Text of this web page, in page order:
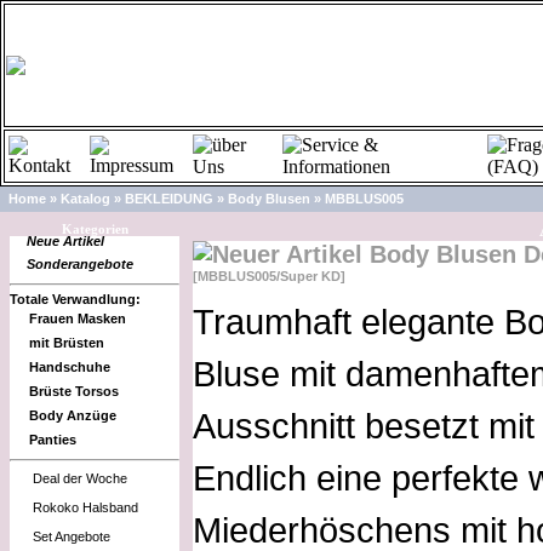
Home » Katalog » BEKLEIDUNG » Body Blusen » MBBLUS005
Kategorien
Neue Artikel
Sonderangebote
Totale Verwandlung:
Frauen Masken
mit Brüsten
Handschuhe
Brüste Torsos
Body Anzüge
Panties
Deal der Woche
Rokoko Halsband
Set Angebote
Body Blusen
[MBBLUS005/Super KD]
Traumhaft elegante
Bluse mit
Ausschnitt besetzt
Endlich eine perfekte
Miederhöschens mit